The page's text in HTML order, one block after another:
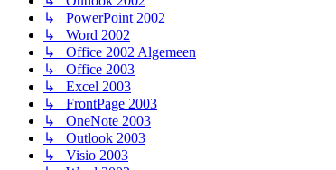
↳ PowerPoint 2002
↳ Word 2002
↳ Office 2002 Algemeen
↳ Office 2003
↳ Excel 2003
↳ FrontPage 2003
↳ OneNote 2003
↳ Outlook 2003
↳ Visio 2003